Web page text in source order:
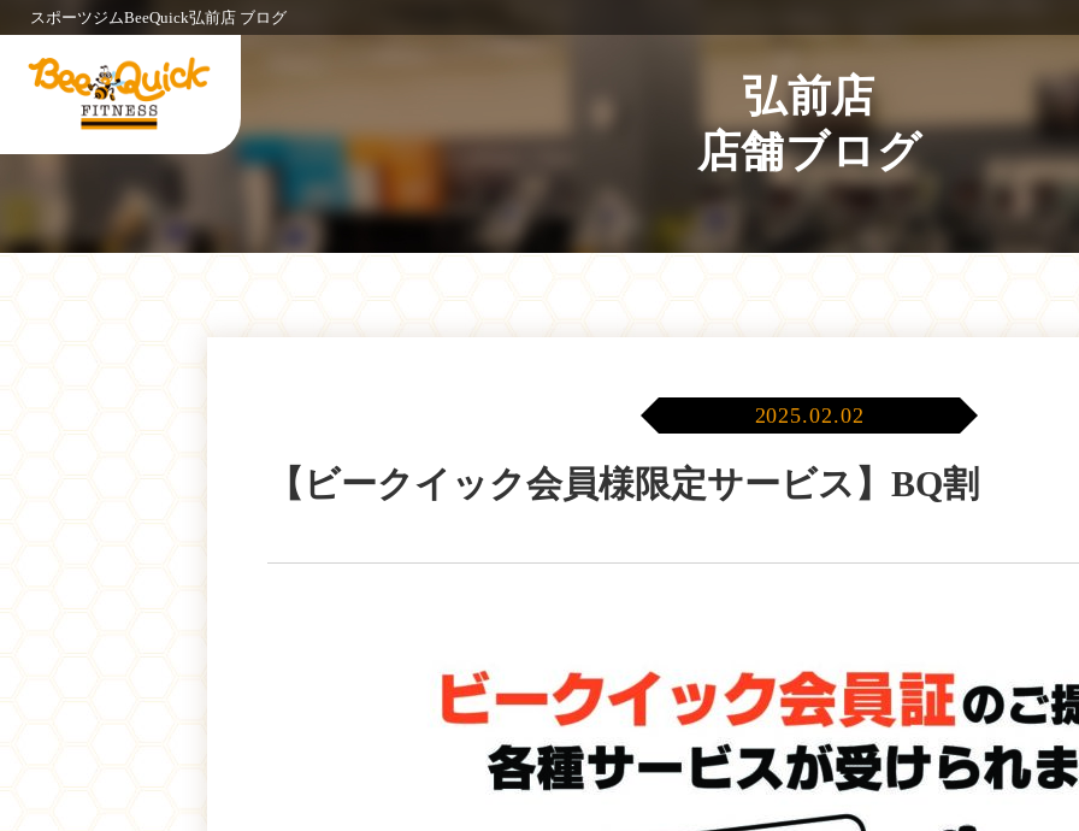
スポーツジムBeeQuick弘前店 ブログ
弘前店
店舗ブログ
2025.02.02
【ビークイック会員様限定サービス】BQ割